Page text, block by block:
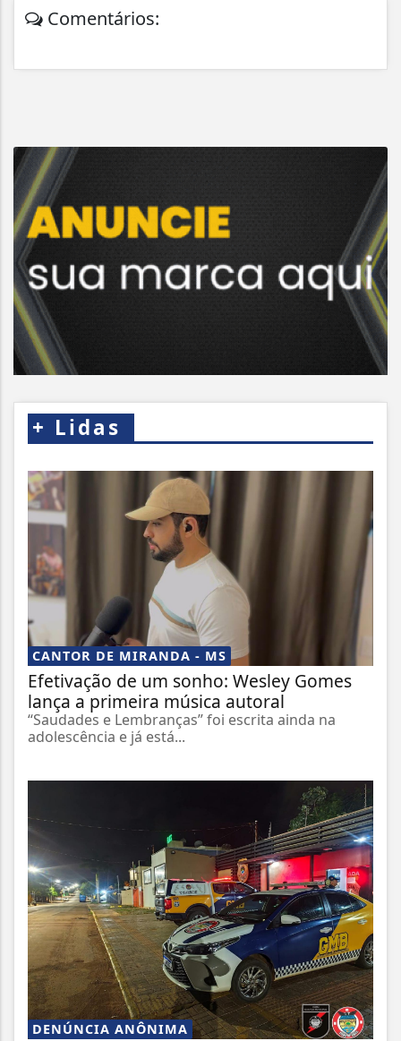
Comentários:
+ Lidas
CANTOR DE MIRANDA - MS
Efetivação de um sonho: Wesley Gomes
lança a primeira música autoral
“Saudades e Lembranças” foi escrita ainda na
adolescência e já está...
DENÚNCIA ANÔNIMA